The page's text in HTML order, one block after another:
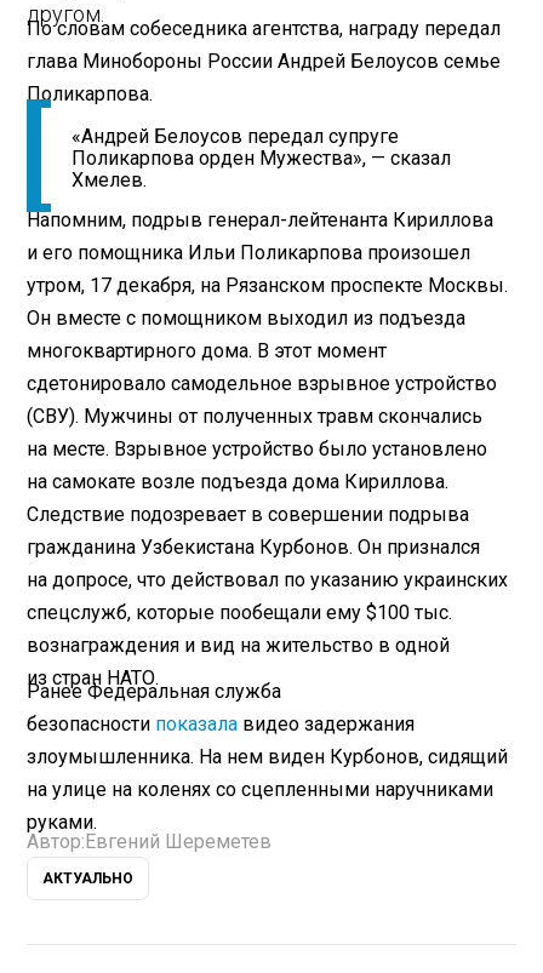
другом.
По словам собеседника агентства, награду передал
глава Минобороны России Андрей Белоусов семье
Поликарпова.
«Андрей Белоусов передал супруге
Поликарпова орден Мужества», — сказал
Хмелев.
Напомним, подрыв генерал-лейтенанта Кириллова
и его помощника Ильи Поликарпова произошел
утром, 17 декабря, на Рязанском проспекте Москвы.
Он вместе с помощником выходил из подъезда
многоквартирного дома. В этот момент
сдетонировало самодельное взрывное устройство
(СВУ). Мужчины от полученных травм скончались
на месте. Взрывное устройство было установлено
на самокате возле подъезда дома Кириллова.
Следствие подозревает в совершении подрыва
гражданина Узбекистана Курбонов. Он признался
на допросе, что действовал по указанию украинских
спецслужб, которые пообещали ему $100 тыс.
вознаграждения и вид на жительство в одной
из стран НАТО.
Ранее Федеральная служба
безопасности показала видео задержания
злоумышленника. На нем виден Курбонов, сидящий
на улице на коленях со сцепленными наручниками
руками.
Автор: Евгений Шереметев
АКТУАЛЬНО